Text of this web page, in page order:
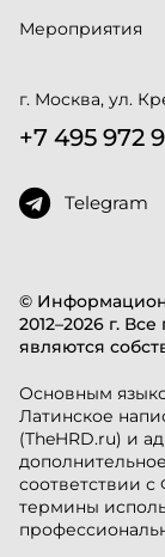
©
2012–2026 г.
являются
Основным
Латинское
(TheHRD.ru) и
соответствии
термины
Мероприятия
г. Москва, ул.
+7 495 972
Telegram